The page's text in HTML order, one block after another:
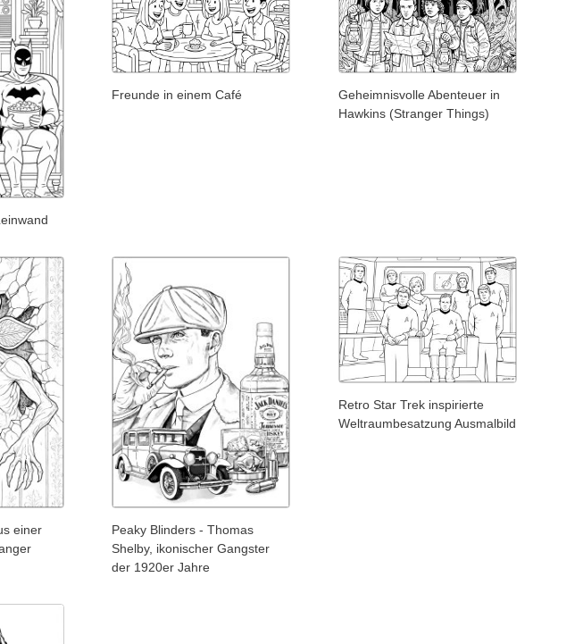
Freunde in einem Café
Geheimnisvolle Abenteuer in
Hawkins (Stranger Things)
einer
Peaky Blinders - Thomas
Shelby, ikonischer Gangster
der 1920er Jahre
Retro Star Trek inspirierte
Weltraumbesatzung Ausmalbild